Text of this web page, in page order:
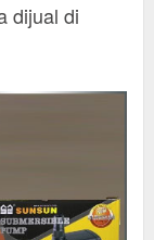
dijual di